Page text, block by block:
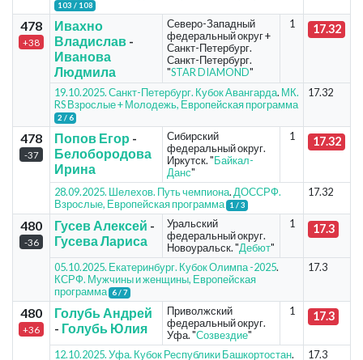
103 / 108
478
+38
Ивахно
Владислав-
Иванова
Людмила
Северо-Западный
федеральный округ +
Санкт-Петербург.
Санкт-Петербург.
"STAR DIAMOND"
1 17.32
19.10.2025. Санкт-Петербург. Кубок Авангарда. МК.
RS Взрослые + Молодежь, Европейская программа
2 / 6
17.32
478
-37
Попов Егор -
Белобородова
Ирина
Сибирский
федеральный округ.
Иркутск. "Байкал-
Данс"
1 17.32
28.09.2025. Шелехов. Путь чемпиона. ДОССРФ.
Взрослые, Европейская программа
1 / 3
17.32
480
-36
Гусев Алексей -
Гусева Лариса
Уральский
федеральный округ.
Новоуральск. "Дебют"
1 17.3
05.10.2025. Екатеринбург. Кубок Олимпа -2025.
КСРФ. Мужчины и женщины, Европейская
программа 6 / 7
17.3
480
+36
Голубь Андрей
- Голубь Юлия
Приволжский
федеральный округ.
Уфа. "Созвездие"
1 17.3
12.10.2025. Уфа. Кубок Республики Башкортостан.
17.3